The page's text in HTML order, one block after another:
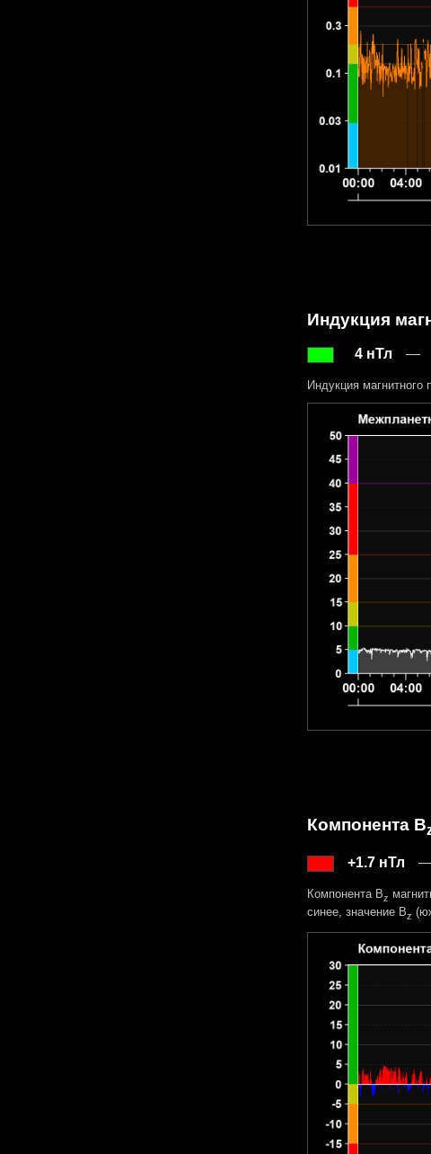
Индукция
4 нТл
Индукция магнитного
Компонента B
+1.7 нТл
Компонента Bz
синее, значение Bz